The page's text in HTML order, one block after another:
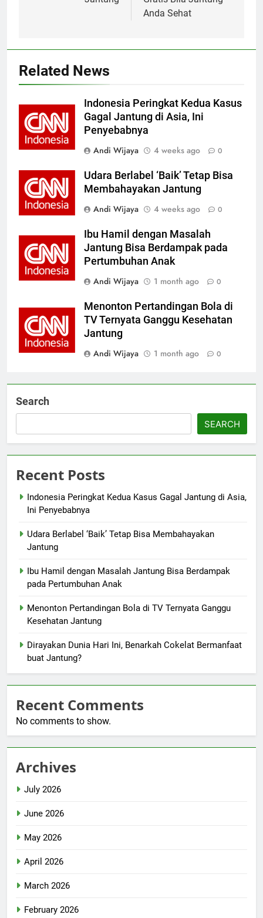
Anda Sehat
Related News
Indonesia Peringkat Kedua Kasus
Gagal Jantung di Asia, Ini
Penyebabnya
Andi Wijaya
4 weeks ago 0
Udara Berlabel ‘Baik’ Tetap Bisa
Membahayakan Jantung
Andi Wijaya
4 weeks ago 0
Ibu Hamil dengan Masalah
Jantung Bisa Berdampak pada
Pertumbuhan Anak
Andi Wijaya
1 month ago 0
Menonton Pertandingan Bola di
TV Ternyata Ganggu Kesehatan
Jantung
Andi Wijaya
1 month ago 0
Search
SEARCH
Recent Posts
Indonesia Peringkat Kedua Kasus Gagal Jantung di Asia,
Ini Penyebabnya
Udara Berlabel ‘Baik’ Tetap Bisa Membahayakan
Jantung
Ibu Hamil dengan Masalah Jantung Bisa Berdampak
pada Pertumbuhan Anak
Menonton Pertandingan Bola di TV Ternyata Ganggu
Kesehatan Jantung
Dirayakan Dunia Hari Ini, Benarkah Cokelat Bermanfaat
buat Jantung?
Recent Comments
No comments to show.
Archives
July 2026
June 2026
May 2026
April 2026
March 2026
February 2026